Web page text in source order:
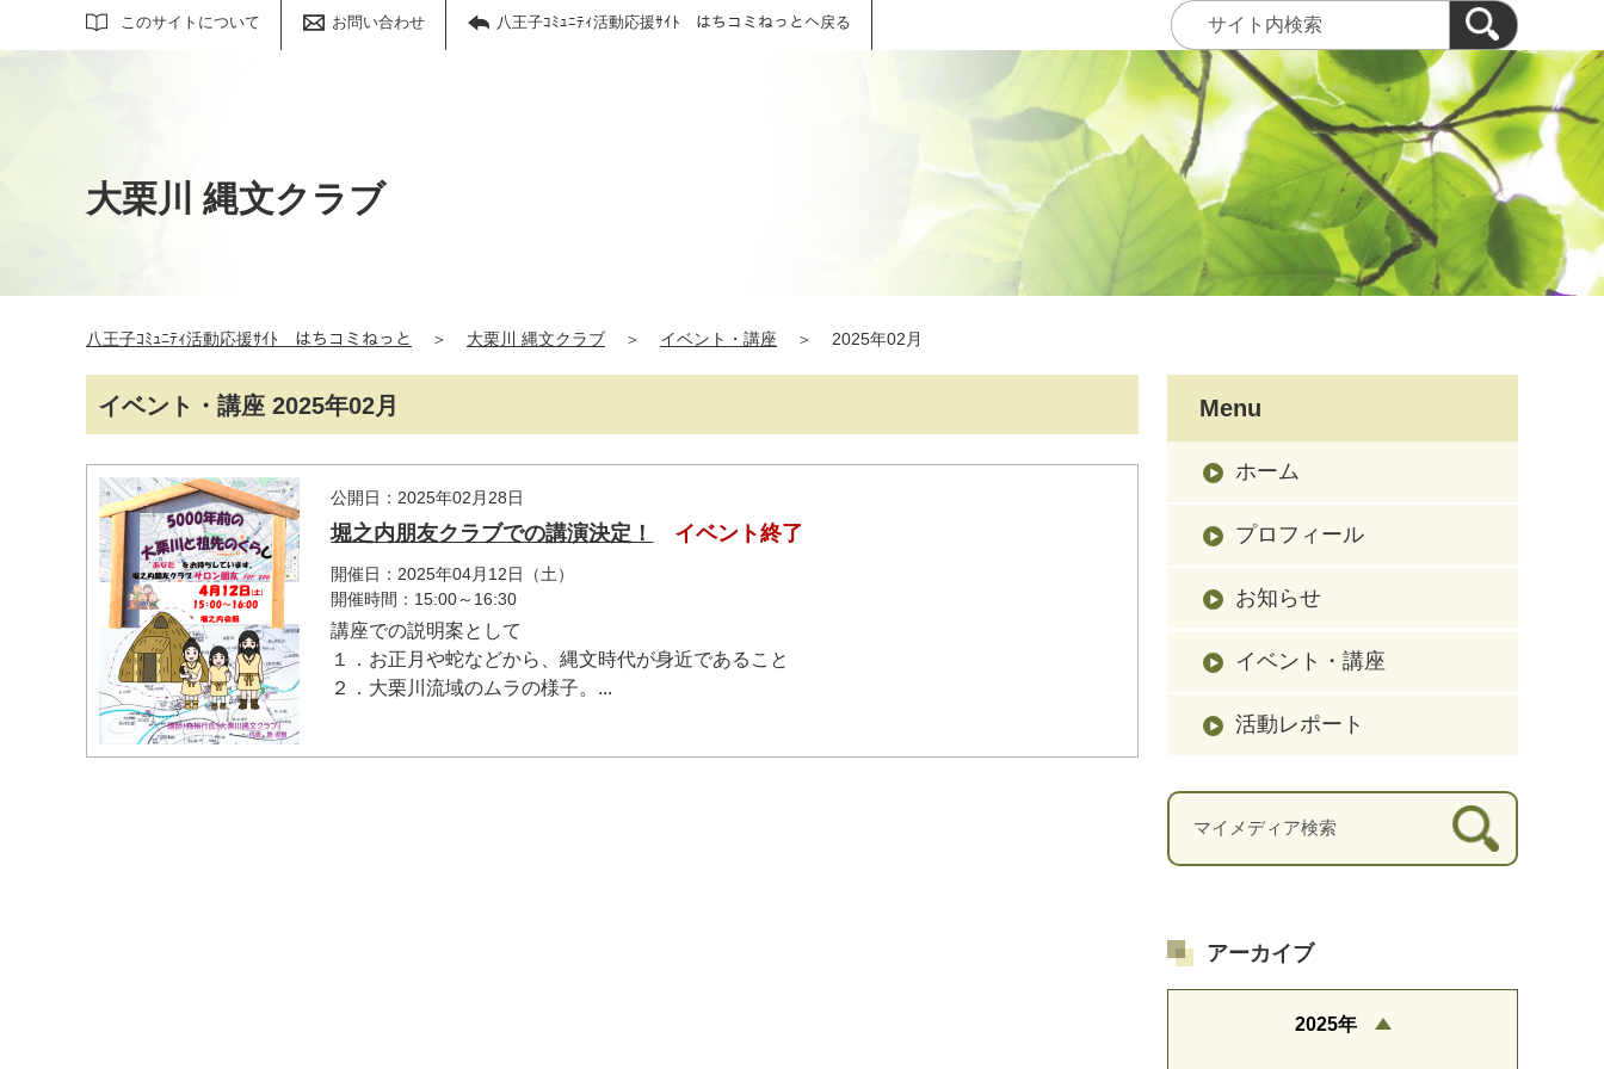
このサイトについて お問い合わせ 八王子ｺﾐｭﾆﾃｨ活動応援ｻｲﾄ はちコミねっとへ戻る
サイト内検索
大栗川 縄文クラブ
八王子ｺﾐｭﾆﾃｨ活動応援ｻｲﾄ はちコミねっと ＞ 大栗川 縄文クラブ ＞ イベント・講座 ＞ 2025年02月
イベント・講座 2025年02月
公開日：2025年02月28日
堀之内朋友クラブでの講演決定！ イベント終了
開催日：2025年04月12日（土）
開催時間：15:00～16:30
講座での説明案として
１．お正月や蛇などから、縄文時代が身近であること
２．大栗川流域のムラの様子。...
Menu
ホーム
プロフィール
お知らせ
イベント・講座
活動レポート
アーカイブ
2025年